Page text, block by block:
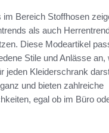
im Bereich Stoffhosen
als auch
Diese Modeartikel
Stile und Anlässe an,
jeden Kleiderschrank
und bieten zahlreiche
egal ob im Büro